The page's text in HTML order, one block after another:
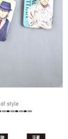
戶狀況，依本公司即
公司將視審查結果
惡意使用之情形，
取法律行動。